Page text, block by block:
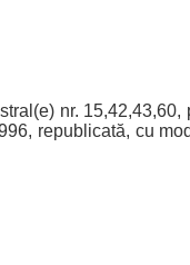
nr.
republicată, cu